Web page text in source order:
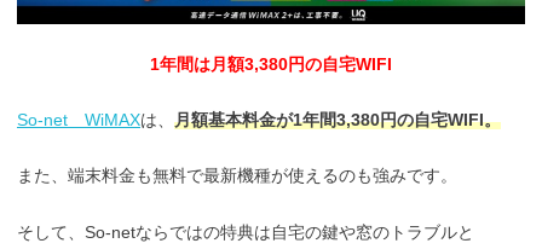
1年間は月額3,380円の自宅WIFI
So-net WiMAXは、 月額基本料金が1年間3,380円の自宅WIFI。
また、端末料金も無料で最新機種が使えるのも強みです。
そして、So-netならではの特典は自宅の鍵や窓のトラブルと